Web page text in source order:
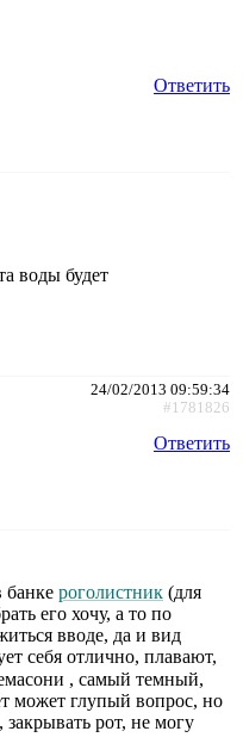
Ответить
воды будет
24/02/2013 09:59:34
#1781826
Ответить
банке роголистник (для
его хочу, а то по
вводе, да и вид
себя отлично, плавают,
, самый темный,
может глупый вопрос, но
рот, не могу